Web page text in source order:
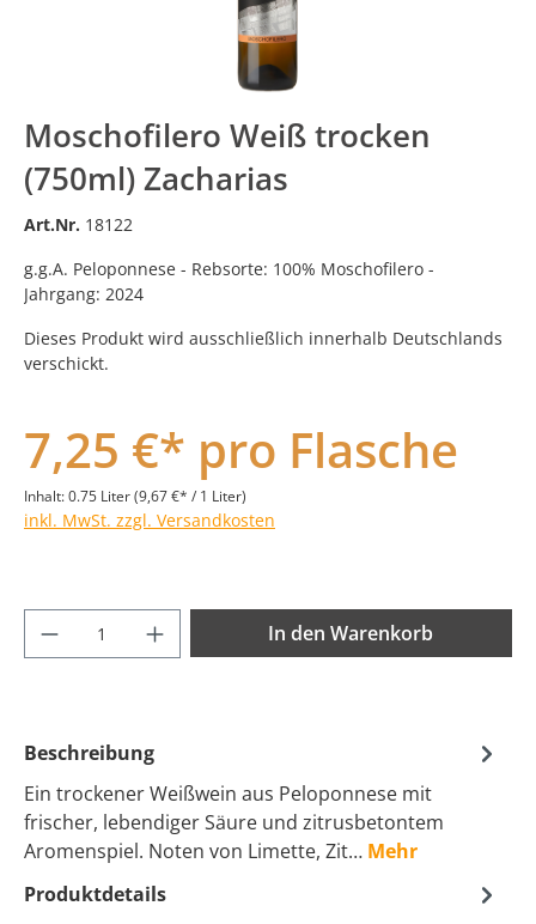
Moschofilero Weiß trocken
(750ml) Zacharias
Art.Nr. 18122
g.g.A. Peloponnese - Rebsorte: 100% Moschofilero -
Jahrgang: 2024
Dieses Produkt wird ausschließlich innerhalb Deutschlands
verschickt.
7,25 €* pro Flasche
Inhalt:0.75 Liter(9,67 €* / 1 Liter)
inkl. MwSt. zzgl. Versandkosten
Produkt Anzahl: Gib den gewünschten
In den Warenkorb
Beschreibung
Ein trockener Weißwein aus Peloponnese mit
frischer, lebendiger Säure und zitrusbetontem
Aromenspiel. Noten von Limette, Zit… Mehr
Produktdetails